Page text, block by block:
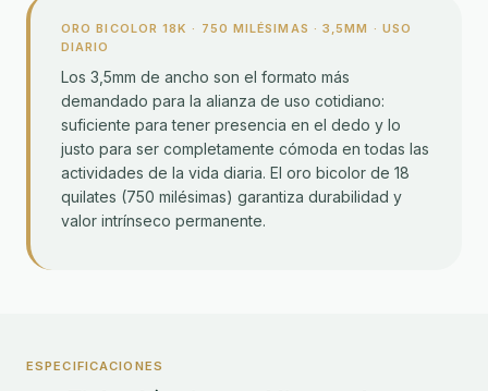
ORO BICOLOR 18K · 750 MILÉSIMAS · 3,5MM · USO
DIARIO
Los 3,5mm de ancho son el formato más
demandado para la alianza de uso cotidiano:
suficiente para tener presencia en el dedo y lo
justo para ser completamente cómoda en todas las
actividades de la vida diaria. El oro bicolor de 18
quilates (750 milésimas) garantiza durabilidad y
valor intrínseco permanente.
ESPECIFICACIONES